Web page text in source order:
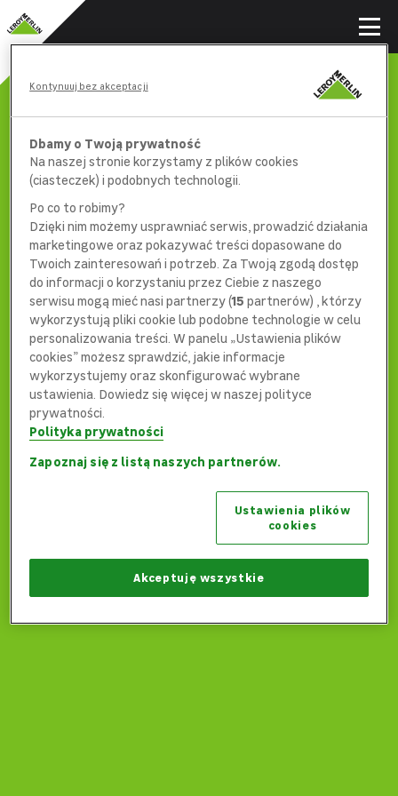
404
Ups... Coś poszło nie tak...
Czy możemy wrócić na stronę główną?
Wróć na stronę główną
Dbamy o Twoją prywatność
Na naszej stronie korzystamy z plików cookies
(ciasteczek) i podobnych technologii.
Po co to robimy?
Dzięki nim możemy usprawniać serwis, prowadzić działania
marketingowe oraz pokazywać treści dopasowane do
Twoich zainteresowań i potrzeb. Za Twoją zgodą dostęp
do informacji o korzystaniu przez Ciebie z naszego
serwisu mogą mieć nasi partnerzy (15 partnerów) , którzy
wykorzystują pliki cookie lub podobne technologie w celu
personalizowania treści. W panelu „Ustawienia plików
cookies” możesz sprawdzić, jakie informacje
wykorzystujemy oraz skonfigurować wybrane
ustawienia. Dowiedz się więcej w naszej polityce
prywatności.
Polityka prywatności
Zapoznaj się z listą naszych partnerów.
Ustawienia plików
cookies
Akceptuję wszystkie
Kontynuuj bez akceptacji